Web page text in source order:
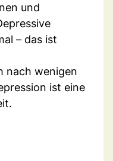
und
– das ist
nach wenigen
ist eine